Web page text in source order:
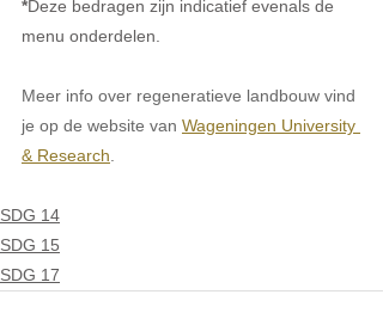
*Deze bedragen zijn indicatief evenals de
menu onderdelen.
Meer info over regeneratieve landbouw vind
je op de website van Wageningen University
& Research
SDG 14
SDG 15
SDG 17